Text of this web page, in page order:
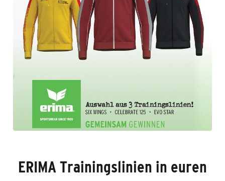
ERIMA Trainingslinien in euren